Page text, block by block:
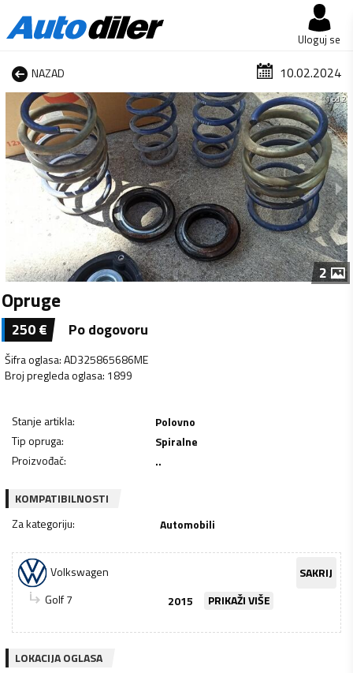
Uloguj se
NAZAD 10.02.2024
1 od 2
2
Opruge
250€ Po dogovoru
Šifra oglasa:AD325865686ME
Broj pregleda oglasa: 1899
Stanje artikla:
Polovno
Tip opruga:
Spiralne
Proizvođač: ..
KOMPATIBILNOSTI
Za kategoriju: Automobili
Volkswagen
SAKRIJ
Golf 7
2015 PRIKAŽI VIŠE
LOKACIJA OGLASA